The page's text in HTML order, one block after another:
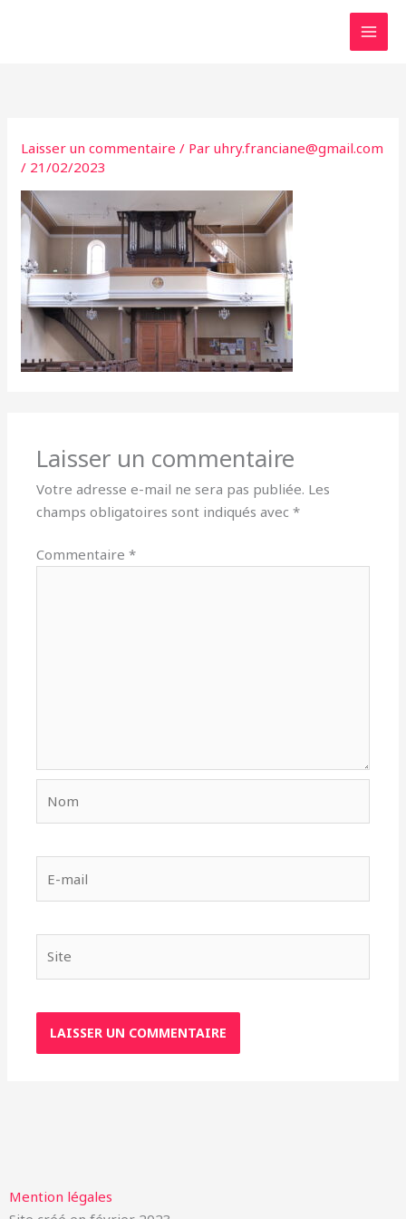
Laisser un commentaire / Paruhry.franciane@gmail.com
/ 21/02/2023
Laisser un commentaire
Votre adresse e-mail ne sera pas publiée. Les
champs obligatoires sont indiqués avec*
Commentaire*
mail
Mention légales